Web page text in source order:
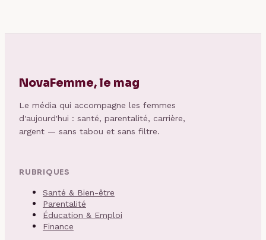
NovaFemme, le mag
Le média qui accompagne les femmes
d'aujourd'hui : santé, parentalité, carrière,
argent — sans tabou et sans filtre.
RUBRIQUES
Santé & Bien-être
Parentalité
Éducation & Emploi
Finance